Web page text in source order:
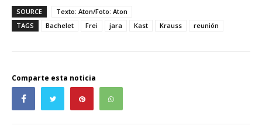
SOURCE
Texto: Aton/Foto: Aton
TAGS
Bachelet Frei jara Kast Krauss reunión
Comparte esta noticia